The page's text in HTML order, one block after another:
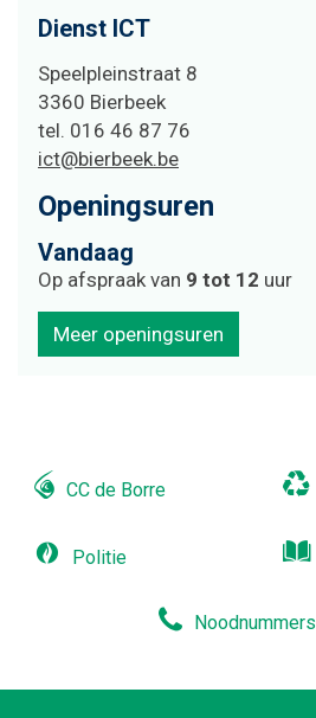
Dienst ICT
Adres
Speelpleinstraat 8
,
3360 Bierbeek
tel. 016 46 87 76
E-
ict@bierbeek.be
Openingsuren
Vandaag
Op afspraak van 9 tot 12 uur
Meer openingsuren
CC de Borre
Politie
Noodnummers